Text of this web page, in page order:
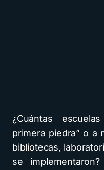
¿Cuántas
primera piedra” o a
bibliotecas,
se